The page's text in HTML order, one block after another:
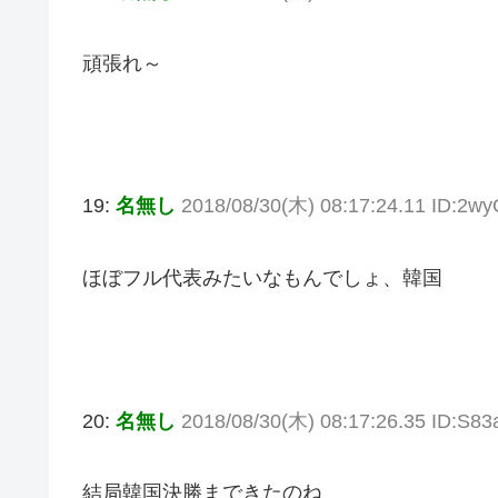
頑張れ～
19: 名無し 2018/08/30(木) 08:17:24.11
ほぼフル代表みたいなもんでしょ、韓国
20: 名無し 2018/08/30(木) 08:17:26.35
結局韓国決勝まできたのね